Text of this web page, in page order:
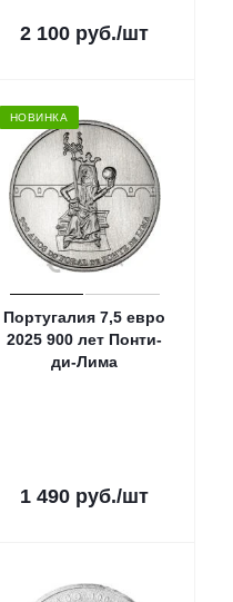
2 100 руб./шт
НОВИНКА
Португалия 7,5 евро
2025 900 лет Понти-
ди-Лима
1 490 руб./шт